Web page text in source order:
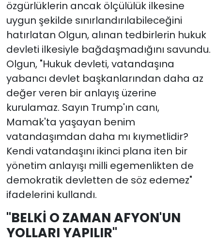
özgürlüklerin ancak ölçülülük ilkesine
uygun şekilde sınırlandırılabileceğini
hatırlatan Olgun, alınan tedbirlerin hukuk
devleti ilkesiyle bağdaşmadığını savundu.
Olgun, "Hukuk devleti, vatandaşına
yabancı devlet başkanlarından daha az
değer veren bir anlayış üzerine
kurulamaz. Sayın Trump'ın canı,
Mamak'ta yaşayan benim
vatandaşımdan daha mı kıymetlidir?
Kendi vatandaşını ikinci plana iten bir
yönetim anlayışı milli egemenlikten de
demokratik devletten de söz edemez"
ifadelerini kullandı.
"BELKİ O ZAMAN AFYON'UN
YOLLARI YAPILIR"